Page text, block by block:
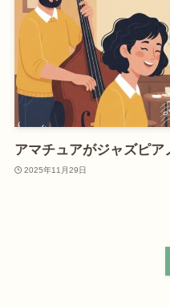
アマチュアがジャズピア
2025年11月29日